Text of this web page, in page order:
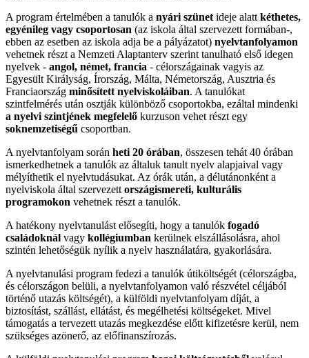
A program értelmében a tanulók a nyári szünet ideje alatt kéthetes,
egyénileg vagy csoportosan (az iskola által szervezett formában-,
ebben az esetben az iskola adja be a pályázatot) nyelvtanfolyamon
vehetnek részt a Nemzeti Alaptanterv szerint tanulható első idegen
nyelvek - angol, német, francia - célországainak vagyis az
Egyesült Királyság, Írország, Málta, Németország, Ausztria és
Franciaország minősített nyelviskoláiban. A tanulókat
szintfelmérés után osztják különböző csoportokba, ezáltal mindenki
a nyelvi szintjének megfelelő kurzuson vehet részt egy
soknemzetiségű csoportban.
A nyelvtanfolyam során heti 20 órában, összesen tehát 40 órában
ismerkedhetnek a tanulók az általuk tanult nyelv alapjaival vagy
mélyíthetik el nyelvtudásukat. Az órák után, a délutánonként a
nyelviskola által szervezett országismereti, kulturális
programokon vehetnek részt a tanulók.
A hatékony nyelvtanulást elősegíti, hogy a tanulók fogadó
családoknál vagy kollégiumban kerülnek elszállásolásra, ahol
szintén lehetőségük nyílik a nyelv használatára, gyakorlására.
A nyelvtanulási program fedezi a tanulók útiköltségét (célországba,
és célországon belüli, a nyelvtanfolyamon való részvétel céljából
történő utazás költségét), a külföldi nyelvtanfolyam díját, a
biztosítást, szállást, ellátást, és megélhetési költségeket. Mivel
támogatás a tervezett utazás megkezdése előtt kifizetésre kerül, nem
szükséges azönerő, az előfinanszírozás.